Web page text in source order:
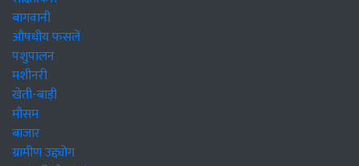
बागवानी
औषधीय फसलें
पशुपालन
मशीनरी
खेती-बाड़ी
मौसम
बाजार
ग्रामीण उद्द्योग